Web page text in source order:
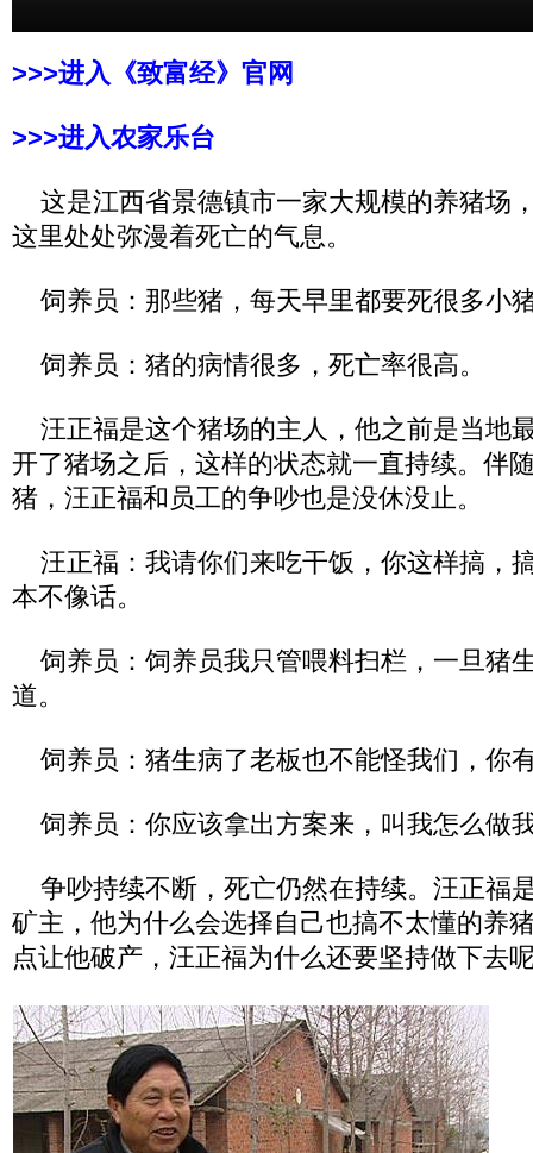
>>>进入《致富经》官网
>>>进入农家乐台
这是江西省景德镇市一家大规模的养猪场
这里处处弥漫着死亡的气息。
饲养员：那些猪，每天早里都要死很多小
饲养员：猪的病情很多，死亡率很高。
汪正福是这个猪场的主人，他之前是当地
开了猪场之后，这样的状态就一直持续。伴
猪，汪正福和员工的争吵也是没休没止。
汪正福：我请你们来吃干饭，你这样搞，
本不像话。
饲养员：饲养员我只管喂料扫栏，一旦猪
道。
饲养员：猪生病了老板也不能怪我们，你
饲养员：你应该拿出方案来，叫我怎么做
争吵持续不断，死亡仍然在持续。汪正福
矿主，他为什么会选择自己也搞不太懂的养
点让他破产，汪正福为什么还要坚持做下去